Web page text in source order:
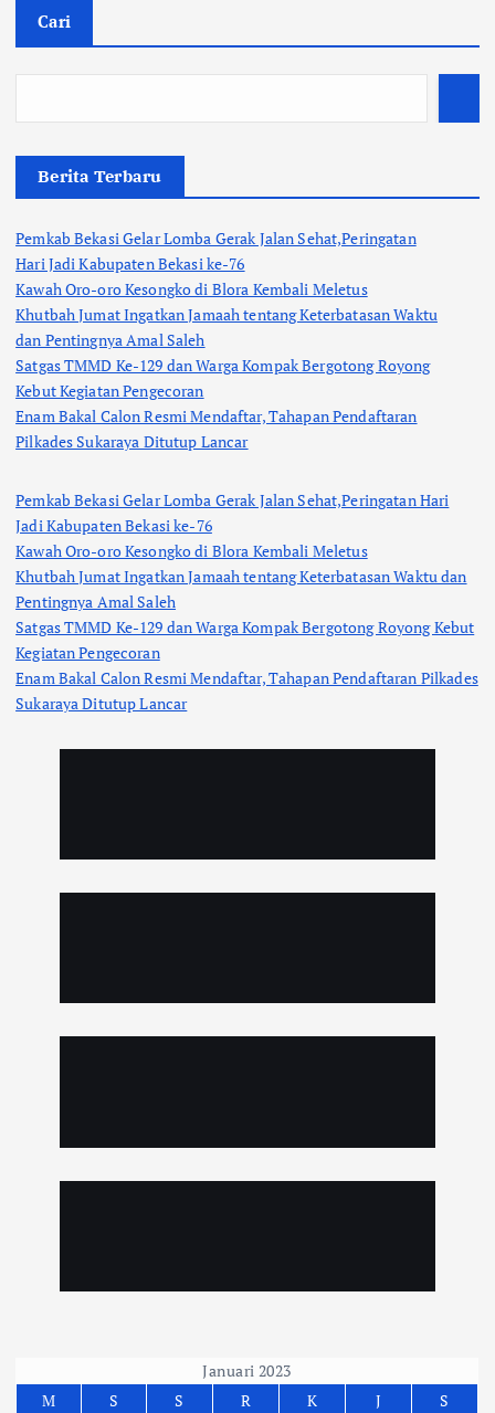
Cari
Berita Terbaru
Pemkab Bekasi Gelar Lomba Gerak Jalan Sehat,Peringatan
Hari Jadi Kabupaten Bekasi ke-76
Kawah Oro-oro Kesongko di Blora Kembali Meletus
Khutbah Jumat Ingatkan Jamaah tentang Keterbatasan Waktu
dan Pentingnya Amal Saleh
Satgas TMMD Ke-129 dan Warga Kompak Bergotong Royong
Kebut Kegiatan Pengecoran
Enam Bakal Calon Resmi Mendaftar, Tahapan Pendaftaran
Pilkades Sukaraya Ditutup Lancar
Pemkab Bekasi Gelar Lomba Gerak Jalan Sehat,Peringatan Hari
Jadi Kabupaten Bekasi ke-76
Kawah Oro-oro Kesongko di Blora Kembali Meletus
Khutbah Jumat Ingatkan Jamaah tentang Keterbatasan Waktu dan
Pentingnya Amal Saleh
Satgas TMMD Ke-129 dan Warga Kompak Bergotong Royong Kebut
Kegiatan Pengecoran
Enam Bakal Calon Resmi Mendaftar, Tahapan Pendaftaran Pilkades
Sukaraya Ditutup Lancar
Januari 2023
M
S S R K J
S